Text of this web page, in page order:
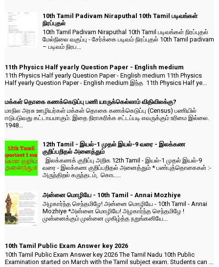
10th Tamil Padivam Niraputhal 10th Tamil படிவங்கள்
நிரப்புதல்
10th Tamil Padivam Niraputhal 10th Tamil படிவங்கள் நிரப்புதல்
மேல்நிலை வகுப்பு - சேர்க்கை படிவம் நிரப்புதல் 10th Tamil padivam
– படிவம் நிரப...
11th Physics Half yearly Question Paper - English medium
11th Physics Half yearly Question Paper - English medium 11th Physics
Half yearly Question Paper - English medium இந்த 11th Physics Half ye...
மக்கள் தொகை கணக்கெடுப்பு பணி யாருக்கெல்லாம் விதிவிலக்கு?
மாநில அரசு ஊழியர்கள் மக்கள் தொகை கணக்கெடுப்பு (Census) பணியில்
ஈடுபடுவது கட்டாயமாகும். இதை நிராகரிக்க சட்டப்படி எவருக்கும் உரிமை இல்லை.
1948...
12th Tamil - இயல்-1 முதல் இயல்-9 வரை - இலக்கண
குறிப்பறிதல் அனைத்தும்
இலக்கணக் குறிப்பு அறிக 12th Tamil - இயல்-1 முதல் இயல்-9
வரை - இலக்கண குறிப்பறிதல் அனைத்தும் * பண்புத்தொகைகள் :-
அருந்திறல் கருந்தடம், கொட...
அன்னை மொழியே - 10th Tamil - Annai Mozhiye
அழகார்ந்த செந்தமிழே! அன்னை மொழியே - 10th Tamil - Annai
Mozhiye *அன்னை மொழியே! அழகார்ந்த செந்தமிழே !
முன்னைக்கும் முன்னை முகிழ்த்த நறுங்கனியே...
10th Tamil Public Exam Answer key 2026
10th Tamil Public Exam Answer key 2026 The Tamil Nadu 10th Public
Examination started on March with the Tamil subject exam. Students can ...